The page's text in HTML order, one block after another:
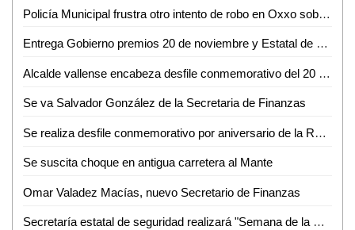
Policía Municipal frustra otro intento de robo en Oxxo sobre la avenida Vicente C. Salazar
Entrega Gobierno premios 20 de noviembre y Estatal de deporte
Alcalde vallense encabeza desfile conmemorativo del 20 de noviembre
Se va Salvador González de la Secretaria de Finanzas
Se realiza desfile conmemorativo por aniversario de la Revolución Mexicana en Ciudad Valles
Se suscita choque en antigua carretera al Mante
Omar Valadez Macías, nuevo Secretario de Finanzas
Secretaría estatal de seguridad realizará "Semana de la Prevención" en Tamuín